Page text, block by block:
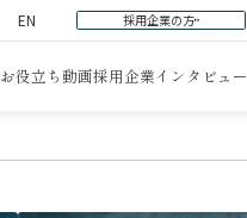
EN 採用企業の方
お役立ち動画採用企業インタビュー